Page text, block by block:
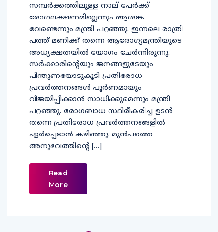
സമ്പര്‍ക്കത്തിലുള്ള നാല് പേര്‍ക്ക്
രോഗലക്ഷണമില്ലെന്നും ആശങ്ക
വേണ്ടെന്നും മന്ത്രി പറഞ്ഞു. ഇന്നലെ രാത്രി
പത്ത് മണിക്ക് തന്നെ ആരോഗ്യമന്ത്രിയുടെ
അധ്യക്ഷതയില്‍ യോഗം ചേര്‍ന്നിരുന്നു.
സര്‍ക്കാരിന്റെയും ജനങ്ങളുടേയും
പിന്തുണയോടുകൂടി പ്രതിരോധ
പ്രവര്‍ത്തനങ്ങള്‍ പൂര്‍ണമായും
വിജയിപ്പിക്കാന്‍ സാധിക്കുമെന്നും മന്ത്രി
പറഞ്ഞു. രോഗബാധ സ്ഥിരീകരിച്ച ഉടന്‍
തന്നെ പ്രതിരോധ പ്രവര്‍ത്തനങ്ങളില്‍
ഏര്‍പ്പെടാന്‍ കഴിഞ്ഞു. മുന്‍പത്തെ
അനുഭവത്തിന്റെ […]
Read
More